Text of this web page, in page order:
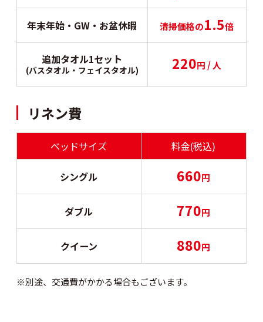
年末年始・GW・お盆休暇 清掃価格の1.5倍
追加タオル1セット
(バスタオル・フェイスタオル) 220円 / 人
リネン費
ベッドサイズ 料金(税込)
シングル 660円
ダブル 770円
クイーン 880円
※別途、交通費がかかる場合もございます。